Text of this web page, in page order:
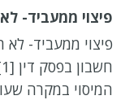
פיצוי ממעביד-
פיצוי ממעביד-
המיסוי במקרה